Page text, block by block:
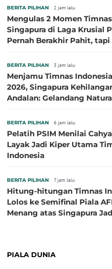
BERITA PILIHAN 2 jam lalu
Mengulas 2 Momen
Singapura di Laga Krusial
Pernah Berakhir Pahit, tapi
BERITA PILIHAN 3 jam lalu
Menjamu Timnas
2026, Singapura
Andalan: Gelandang
BERITA PILIHAN 6 jam lalu
Pelatih PSIM Menilai
Layak Jadi Kiper Utama
Indonesia
BERITA PILIHAN 7 jam lalu
Hitung-hitungan Timnas
Lolos ke Semifinal Piala
Menang atas Singapura
PIALA DUNIA